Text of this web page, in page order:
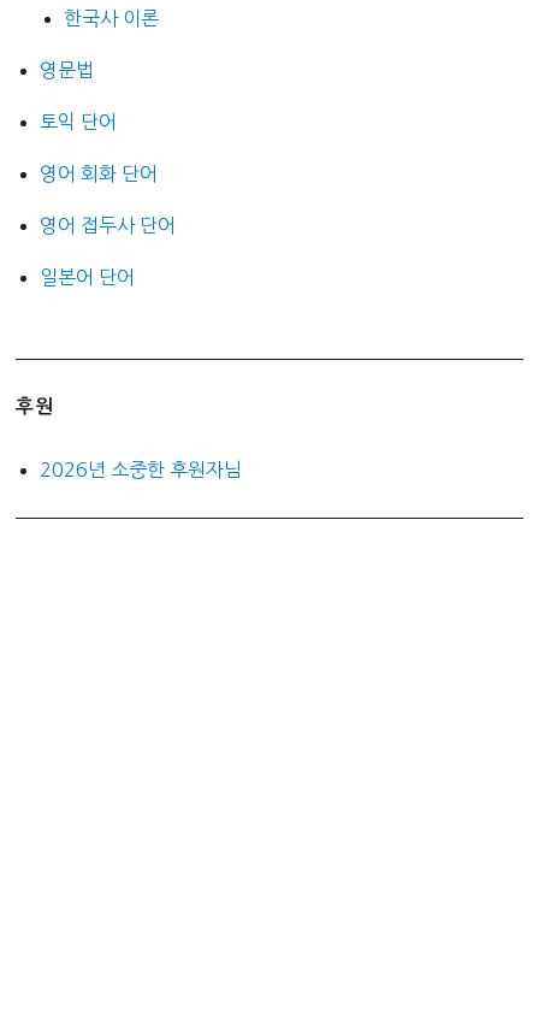
한국사 이론
영문법
토익 단어
영어 회화 단어
영어 접두사 단어
일본어 단어
후원
2026년 소중한 후원자님